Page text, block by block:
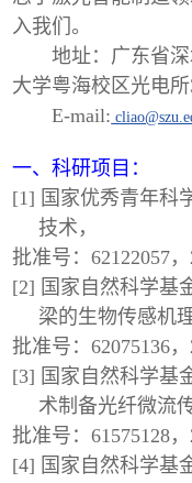
入我们。
地址：广东省
大学粤海校区光电所
E-mail:
一、科研项目：
[1] 国家优秀青年科
技术，
批准号：62122057
[2] 国家自然科学基
梁的生物传感机
批准号：62075136
[3] 国家自然科学基
术制备光纤微流
批准号：61575128
[4] 国家自然科学基